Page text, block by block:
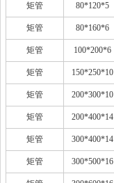
矩管 80*120*5
矩管 80*160*6
矩管 100*200*6
矩管 150*250*10
矩管 200*300*10
矩管 200*400*14
矩管 300*400*14
矩管 300*500*16